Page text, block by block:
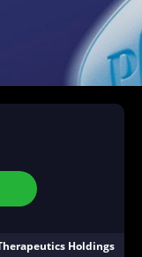
Holdings